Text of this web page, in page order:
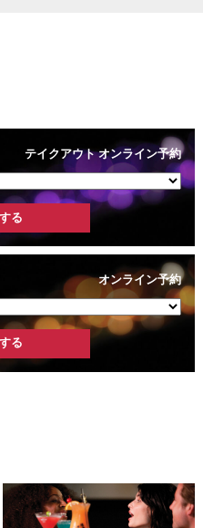
テイクアウト オンライン予約
オンライン予約